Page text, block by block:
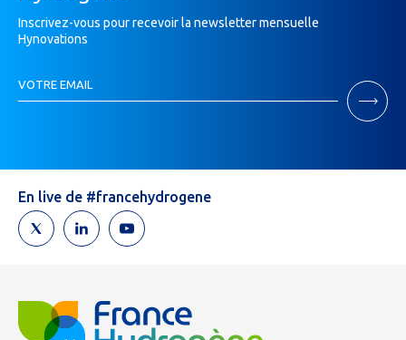
Inscrivez-vous pour recevoir la newsletter mensuelle
Hynovations
Newsletter
VOTRE EMAIL
Si
un
humain,
ne
remplissez
pas
En live de #francehydrogene